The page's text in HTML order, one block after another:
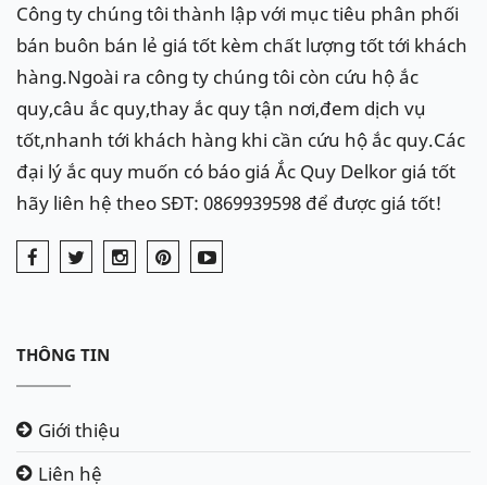
Công ty chúng tôi thành lập với mục tiêu phân phối
bán buôn bán lẻ giá tốt kèm chất lượng tốt tới khách
hàng.Ngoài ra công ty chúng tôi còn cứu hộ ắc
quy,câu ắc quy,thay ắc quy tận nơi,đem dịch vụ
tốt,nhanh tới khách hàng khi cần cứu hộ ắc quy.Các
đại lý ắc quy muốn có báo giá Ắc Quy Delkor giá tốt
hãy liên hệ theo SĐT: 0869939598 để được giá tốt!
THÔNG TIN
Giới thiệu
Liên hệ